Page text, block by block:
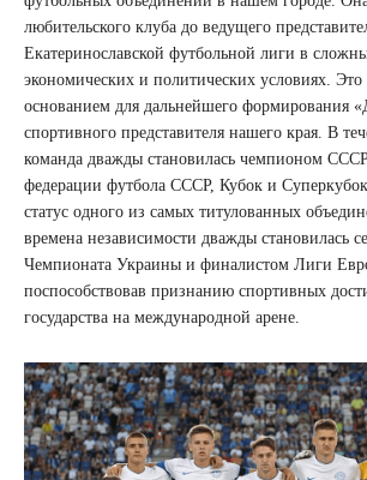
любительского клуба до ведущего
Екатеринославской футбольной лиги в
экономических и политических условиях.
основанием для дальнейшего формирования
спортивного представителя нашего края. В
команда дважды становилась чемпионом
федерации футбола СССР, Кубок и
статус одного из самых титулованных
времена независимости дважды становилась
Чемпионата Украины и финалистом Лиги
поспособствовав признанию спортивных
государства на международной арене.